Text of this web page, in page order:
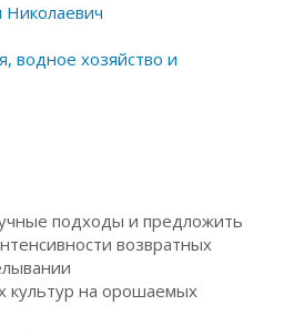
водное хозяйство и
подходы и предложить
возвратных
культур на орошаемых